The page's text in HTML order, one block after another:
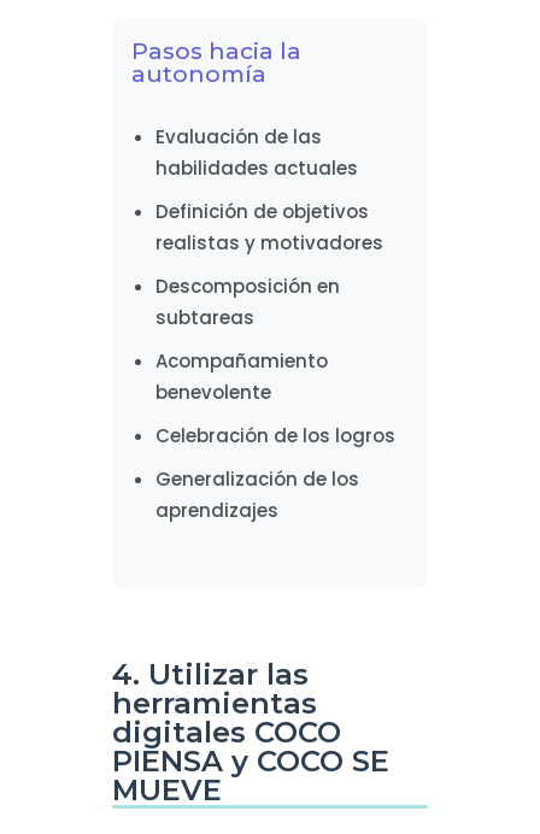
Pasos hacia la
autonomía
Evaluación de las
habilidades actuales
Definición de objetivos
realistas y motivadores
Descomposición en
subtareas
Acompañamiento
benevolente
Celebración de los logros
Generalización de los
aprendizajes
4. Utilizar las
herramientas
digitales COCO
PIENSA y COCO SE
MUEVE